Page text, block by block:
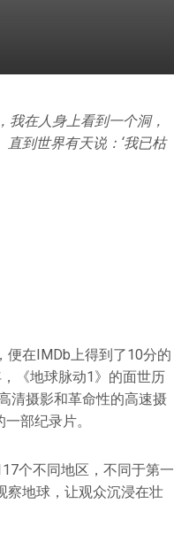
我在人身上看到一个洞，
到世界有天说：‘我已枯
便在IMDb上得到了10分的
《地球脉动1》的面世历
清摄影和革命性的高速摄
部纪录片。
个不同地区，不同于第一
察地球，让观众沉浸在壮